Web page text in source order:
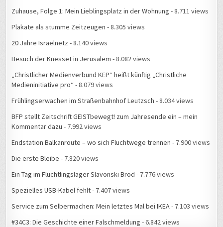
Zuhause, Folge 1: Mein Lieblingsplatz in der Wohnung - 8.711 views
Plakate als stumme Zeitzeugen - 8.305 views
20 Jahre Israelnetz - 8.140 views
Besuch der Knesset in Jerusalem - 8.082 views
„Christlicher Medienverbund KEP“ heißt künftig „Christliche
Medieninitiative pro“ - 8.079 views
Frühlingserwachen im Straßenbahnhof Leutzsch - 8.034 views
BFP stellt Zeitschrift GEISTbewegt! zum Jahresende ein – mein
Kommentar dazu - 7.992 views
Endstation Balkanroute – wo sich Fluchtwege trennen - 7.900 views
Die erste Bleibe - 7.820 views
Ein Tag im Flüchtlingslager Slavonski Brod - 7.776 views
Spezielles USB-Kabel fehlt- 7.407 views
Service zum Selbermachen: Mein letztes Mal bei IKEA - 7.103 views
#34C3: Die Geschichte einer Falschmeldung - 6.842 views